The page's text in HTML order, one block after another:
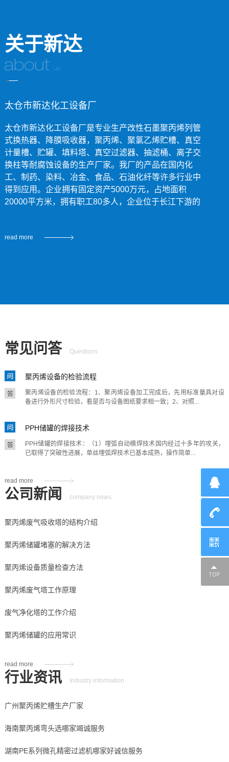
关于新达
太仓市新达化工设备厂
太仓市新达化工设备厂是专业生产改性石墨聚丙烯列管
式换热器、降膜吸收器，聚丙烯、聚氯乙烯贮槽、真空
计量槽、贮罐、填料塔、真空过滤器、抽滤桶、离子交
换柱等耐腐蚀设备的生产厂家。我厂的产品在国内化
工、制药、染料、冶金、食品、石油化纤等许多行业中
得到应用。企业拥有固定资产5000万元，占地面积
20000平方米，拥有职工80多人，企业位于长江下游的
为扩大经营规模奠定了基础，我们将以实惠的价格、完
read more
常见问答 Questions
聚丙烯设备的检验流程
聚丙烯设备的检验流程：1、聚丙烯设备加工完成后，先用标准量具对设
备进行外形尺寸检验，看是否与设备图纸要求相一致；2、对照...
PPH储罐的焊接技术
PPH储罐的焊接技术：（1）埋弧自动横焊技术国内经过十多年的攻关，
已取得了突破性进展，单丝埋弧焊技术已基本成熟，操作简单...
read more
公司新闻 company news
聚丙烯废气吸收塔的结构介绍
聚丙烯储罐堵塞的解决方法
聚丙烯设备质量检查方法
聚丙烯废气塔工作原理
废气净化塔的工作介绍
聚丙烯储罐的应用常识
read more
行业资讯 Industry information
广州聚丙烯贮槽生产厂家
海南聚丙烯弯头选哪家竭诚服务
湖南PE系列微孔精密过滤机哪家好诚信服务